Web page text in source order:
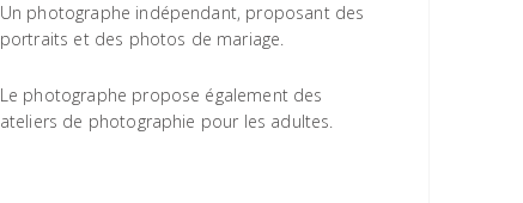
Un photographe indépendant, proposant des
portraits et des photos de mariage.
Le photographe propose également des
ateliers de photographie pour les adultes.